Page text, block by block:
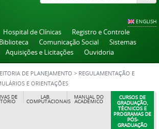
ENGLISH
Hospital de Clínicas
Registro e Controle
Biblioteca Comunicação Social
Sistemas
Aquisições e Licitações Ouvidoria
DE PLANEJAMENTO > REGULAMENTAÇÃO E
E ORIENTAÇÕES
DE LAB.
COMPUTACIONAIS
MANUAL DO
ACADÊMICO
CURSOS DE
GRADUAÇÃO,
TÉCNICOS E
PROGRAMAS DE
PÓS-
GRADUAÇÃO